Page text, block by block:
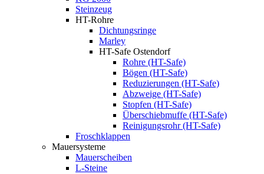
Steinzeug
HT-Rohre
Dichtungsringe
Marley
HT-Safe Ostendorf
Rohre (HT-Safe)
Bögen (HT-Safe)
Reduzierungen (HT-Safe)
Abzweige (HT-Safe)
Stopfen (HT-Safe)
Überschiebmuffe (HT-Safe)
Reinigungsrohr (HT-Safe)
Froschklappen
Mauersysteme
Mauerscheiben
L-Steine